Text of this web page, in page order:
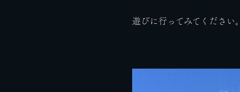
遊びに行ってみてください。